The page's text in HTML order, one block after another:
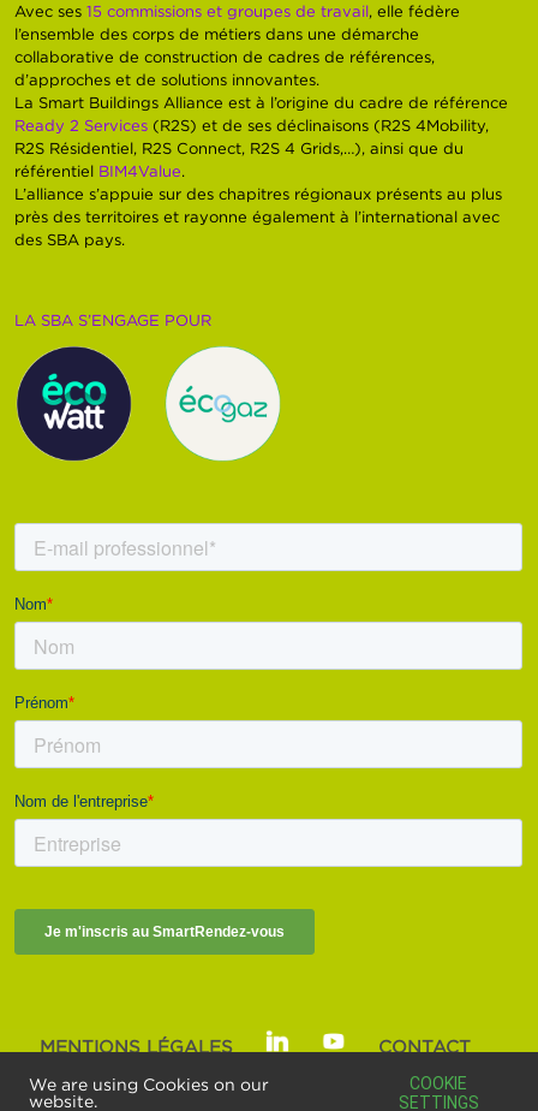
Avec ses15 commissions et groupes de travail , elle fédère
l’ensemble des corps de métiers dans une démarche
collaborative de construction de cadres de références,
d’approches et de solutions innovantes.
La Smart Buildings Alliance est à l’origine du cadre de référence
Ready 2 Services (R2S) et de ses déclinaisons (R2S 4Mobility,
R2S Résidentiel, R2S Connect, R2S 4 Grids,…), ainsi que du
référentiel BIM4Value
L’alliance s’appuie sur des chapitres régionaux présents au plus
près des territoires et rayonne également à l’international avec
des SBA pays.
LA SBA S’ENGAGE POUR
MENTIONS LÉGALES
CONTACT
SMART BUILDINGS ALLIANCE | © 2025
We are using Cookies on our
website.
COOKIE
SETTINGS